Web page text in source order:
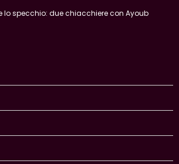
lo specchio: due chiacchiere con Ayoub